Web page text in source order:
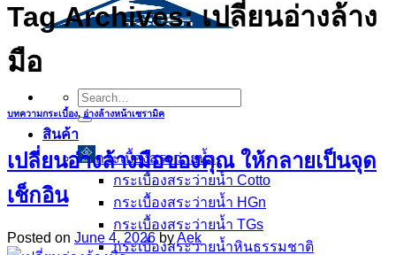
Search
for:
สินค้า
กระเบื้องสระว่ายนํ้า
กระเบื้องสระว่ายน้ำ Cotto
กระเบื้องสระว่ายน้ำ HGn
กระเบื้องสระว่ายน้ำ TGs
กระเบื้องสระว่ายน้ำหินธรรมชาติ
Tag Archives:เปลี่ยนอ่างล้าง
มือ
บทความกระเบื้อง, อ่างล้างหน้าเซรามิค
เปลี่ยนอ่างล้างมือของคุณ ให้กลายเป็นจุด
เช็กอิน
Posted on June 4, 2026 byAek